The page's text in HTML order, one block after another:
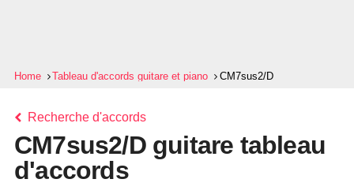
Home Tableau d'accords guitare et piano CM7sus2/D
Recherche d'accords
CM7sus2/D guitare tableau
d'accords